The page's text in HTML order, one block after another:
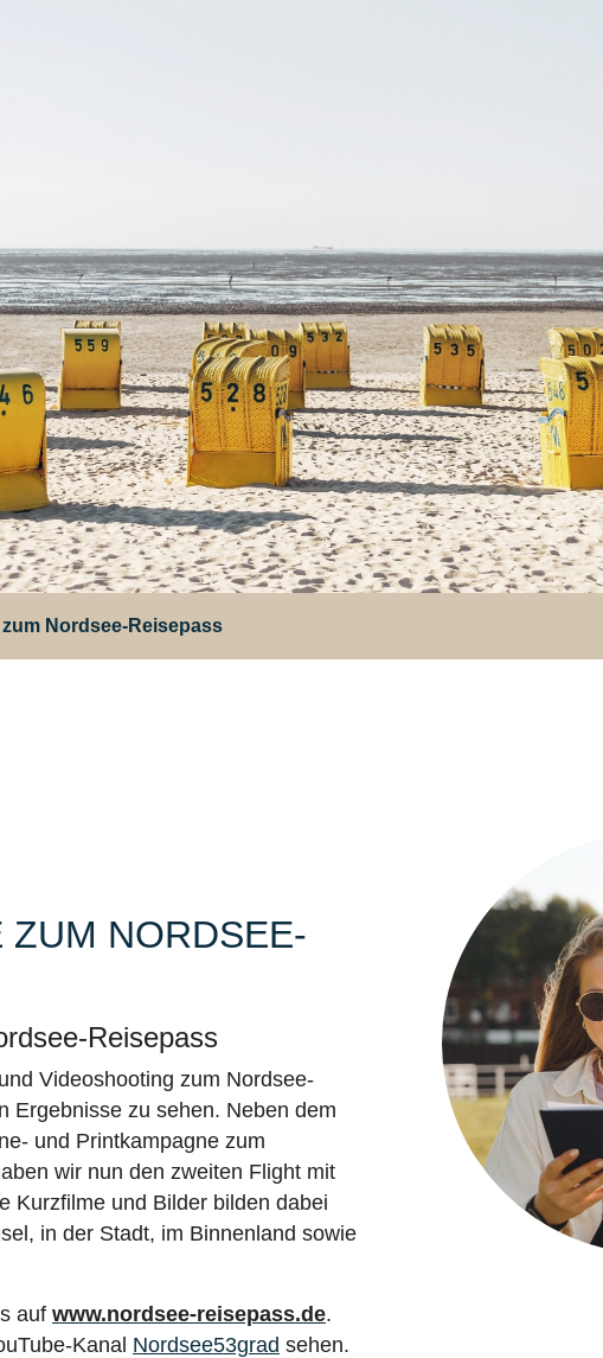
Nordsee-Reisepass
ZUM NORDSEE-
Reisepass
Videoshooting zum Nordsee-
Ergebnisse zu sehen. Neben dem
und Printkampagne zum
wir nun den zweiten Flight mit
Kurzfilme und Bilder bilden dabei
in der Stadt, im Binnenland sowie
auf www.nordsee-reisepass.de.
Kanal Nordsee53grad sehen.